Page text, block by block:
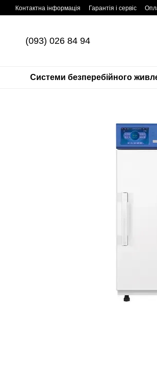
Перейти до основного контенту
Контактна інформація Гарантія і сервіс
(093) 026 84 94
Системи безперебійного